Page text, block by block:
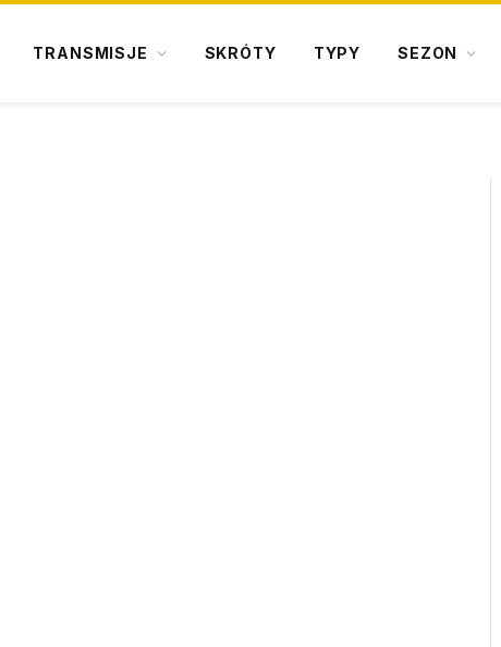
TRANSMISJE SKRÓTY TYPY SEZON